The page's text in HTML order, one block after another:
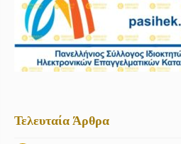
Τελευταία Άρθρα